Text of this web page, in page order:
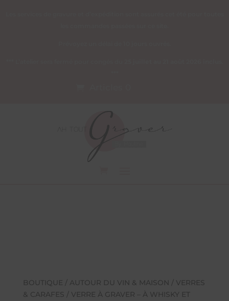
BOUTIQUE / AUTOUR DU VIN & MAISON / VERRES
& CARAFES / VERRE À GRAVER – À WHISKY ET